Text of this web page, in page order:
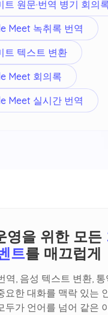
트 원문·번역 병기 회의
Meet 녹취록 번역
트 텍스트 변환
Meet 회의록
Meet 실시간 번역
영을 위한 모든
트를 매끄럽게
역, 음성 텍스트 변환, 통
요한 대화를 맥락 있는
두가 언어를 넘어 같은